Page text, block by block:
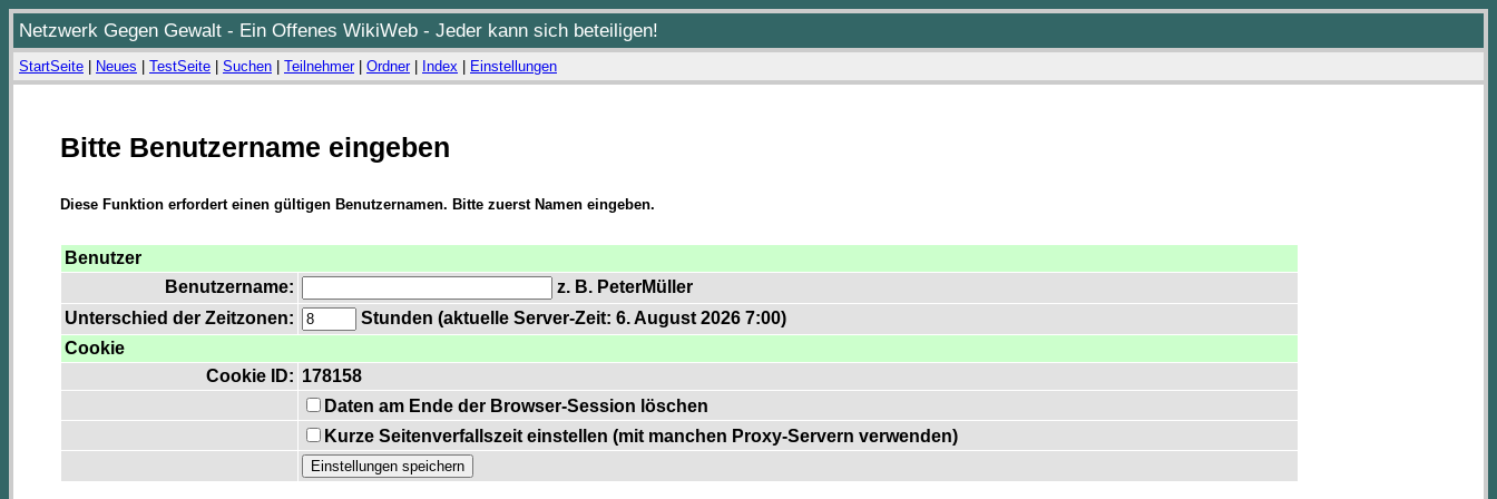
Netzwerk Gegen Gewalt - Ein Offenes WikiWeb - Jeder kann sich beteiligen!
StartSeite Neues TestSeite Suchen Teilnehmer| Ordner| Index Einstellungen
Bitte Benutzername eingeben
Diese Funktion erfordert einen gültigen Benutzernamen. Bitte zuerst Namen eingeben.
Benutzer
Benutzername:
z. B. PeterMüller
Unterschied der Zeitzonen:
Stunden (aktuelle Server-Zeit: 6. August 2026 7:00)
Cookie
Cookie ID: 178158
Daten am Ende der Browser-Session löschen
Kurze Seitenverfallszeit einstellen (mit manchen Proxy-Servern verwenden)